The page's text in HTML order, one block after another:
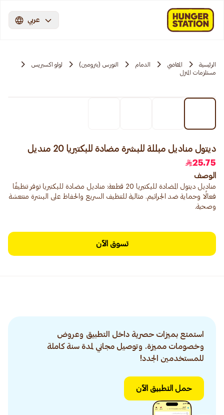
عربي
الرئيسية المقاضي الدمام النورس (بترومين)
لولو اكسبريس
مستلزمات المنزل
ديتول مناديل مبللة للبشرة مضادة للبكتيريا 20 منديل
25.75
الوصف
مناديل ديتول المضادة للبكتيريا 20 قطعة: مناديل مضادة للبكتيريا توفر تنظيفًا
فعالًا وحماية ضد الجراثيم. مثالية للتنظيف السريع والحفاظ على البشرة منتعشة
وصحية.
تسوق الآن
استمتع بميزات حصرية داخل التطبيق وعروض
وخصومات مميزة. وتوصيل مجاني لمدة سنة كاملة
للمستخدمين الجدد!
حمل التطبيق الآن